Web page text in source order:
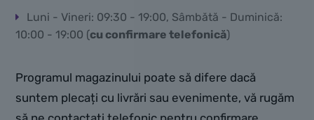
Luni - Vineri: 09:30 - 19:00, Sâmbătă - Duminică:
10:00 - 19:00 (cu confirmare telefonică)
Programul magazinului poate să difere dacă
suntem plecați cu livrări sau evenimente, vă rugăm